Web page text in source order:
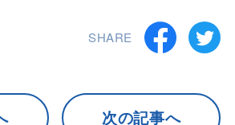
SHARE
次の記事へ